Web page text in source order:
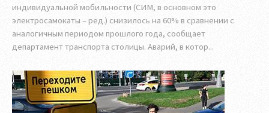
индивидуальной мобильности (СИМ, в основном это
электросамокаты – ред.) снизилось на 60% в сравнении с
аналогичным периодом прошлого года, сообщает
департамент транспорта столицы. Аварий, в котор...